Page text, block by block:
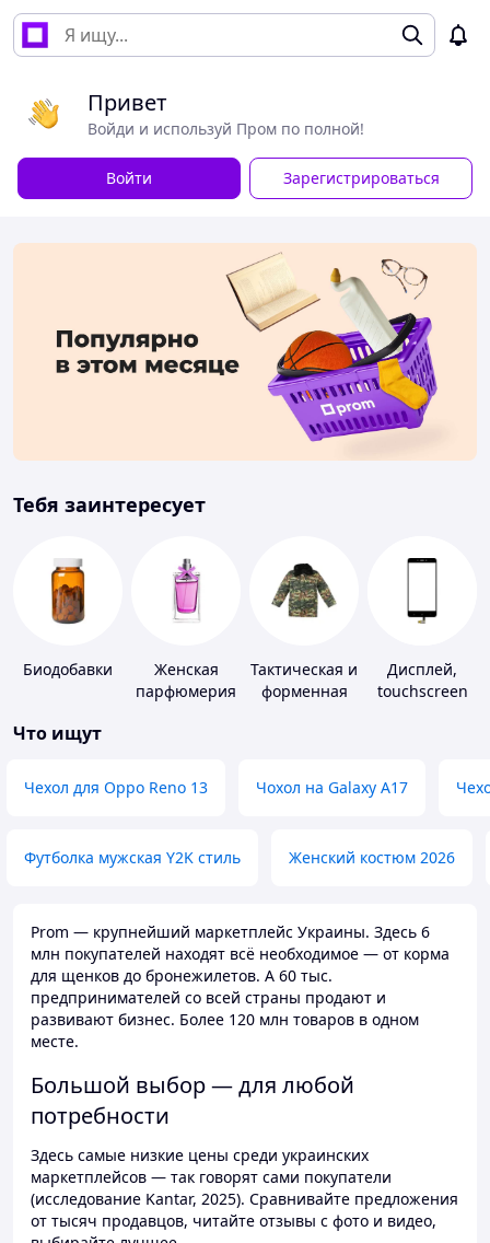
Привет
Войди и используй Пром по полной!
Войти Зарегистрироваться
Тебя заинтересует
Биодобавки
Женская
парфюмерия
Тактическая и
форменная
Дисплей,
touchscreen
Что ищут
Чехол для Oppo Reno 13 Чохол на Galaxy A17
Футболка мужская Y2K стиль Женский костюм 2026
Prom — крупнейший маркетплейс Украины. Здесь 6
млн покупателей находят всё необходимое — от корма
для щенков до бронежилетов. А 60 тыс.
предпринимателей со всей страны продают и
развивают бизнес. Более 120 млн товаров в одном
месте.
Большой выбор — для любой
потребности
Здесь самые низкие цены среди украинских
маркетплейсов — так говорят сами покупатели
(исследование Kantar, 2025). Сравнивайте предложения
от тысяч продавцов, читайте отзывы с фото и видео,